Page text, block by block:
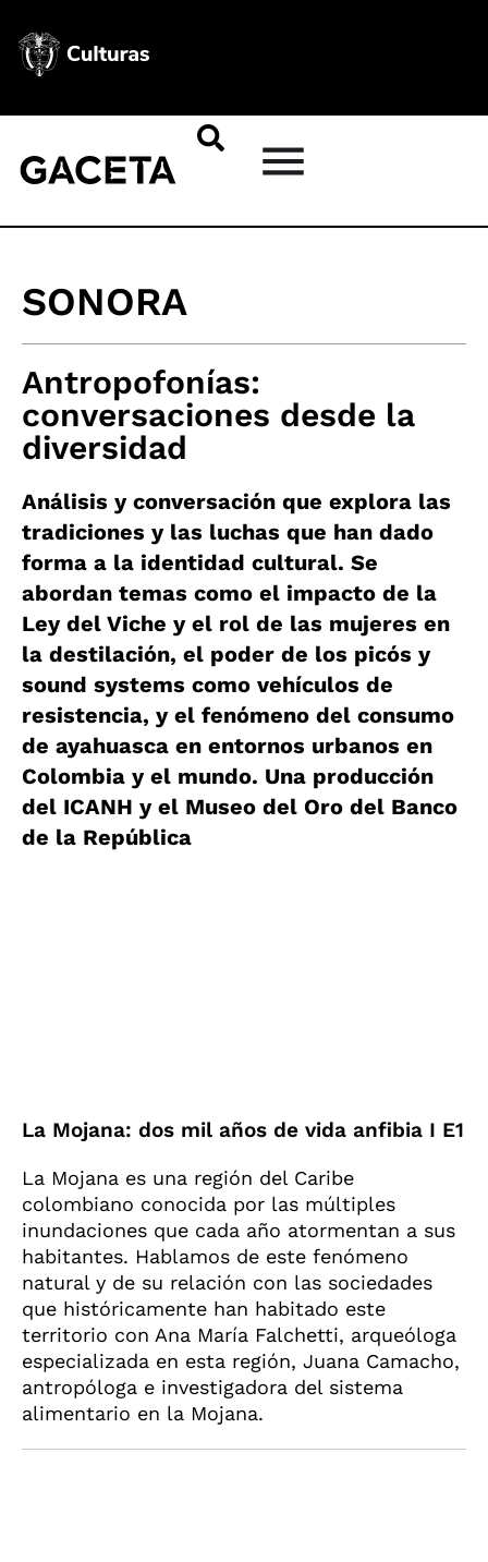
SONORA
Antropofonías:
conversaciones desde la
diversidad
Análisis y conversación que explora las
tradiciones y las luchas que han dado
forma a la identidad cultural. Se
abordan temas como el impacto de la
Ley del Viche y el rol de las mujeres en
la destilación, el poder de los picós y
sound systems como vehículos de
resistencia, y el fenómeno del consumo
de ayahuasca en entornos urbanos en
Colombia y el mundo. Una producción
del ICANH y el Museo del Oro del Banco
de la República
La Mojana: dos mil años de vida anfibia I E1
La Mojana es una región del Caribe
colombiano conocida por las múltiples
inundaciones que cada año atormentan a sus
habitantes. Hablamos de este fenómeno
natural y de su relación con las sociedades
que históricamente han habitado este
territorio con Ana María Falchetti, arqueóloga
especializada en esta región, Juana Camacho,
antropóloga e investigadora del sistema
alimentario en la Mojana.